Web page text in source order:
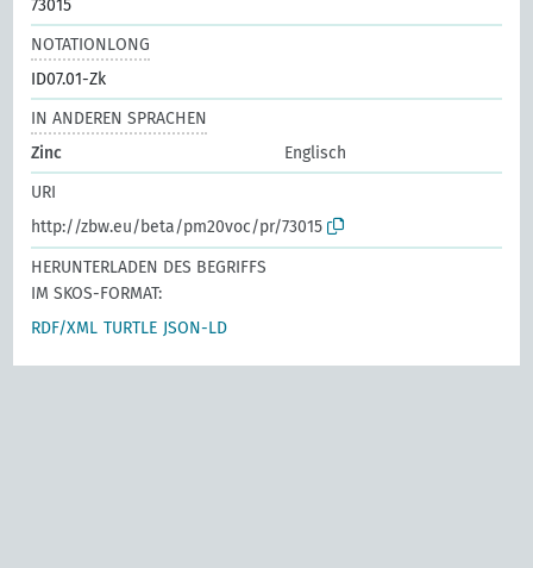
73015
NOTATIONLONG
ID07.01-Zk
IN ANDEREN SPRACHEN
Zinc
Englisch
URI
http://zbw.eu/beta/pm20voc/pr/73015
HERUNTERLADEN DES BEGRIFFS
IM SKOS-FORMAT:
RDF/XML TURTLE JSON-LD